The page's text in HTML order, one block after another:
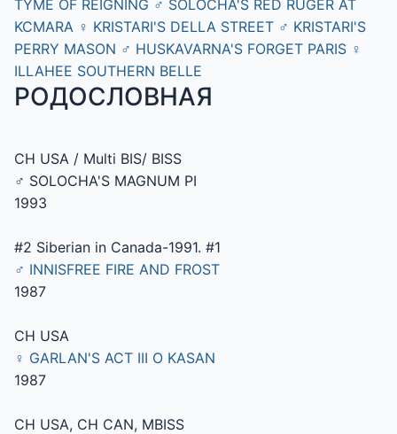
TYME OF REIGNING ♂ SOLOCHA'S RED RUGER AT
KCMARA ♀ KRISTARI'S DELLA STREET ♂ KRISTARI'S
PERRY MASON ♂ HUSKAVARNA'S FORGET PARIS ♀
ILLAHEE SOUTHERN BELLE
РОДОСЛОВНАЯ
CH USA / Multi BIS/ BISS
♂ SOLOCHA'S MAGNUM PI
1993
#2 Siberian in Canada-1991. #1
♂ INNISFREE FIRE AND FROST
1987
CH USA
♀ GARLAN'S ACT III O KASAN
1987
CH USA, CH CAN, MBISS